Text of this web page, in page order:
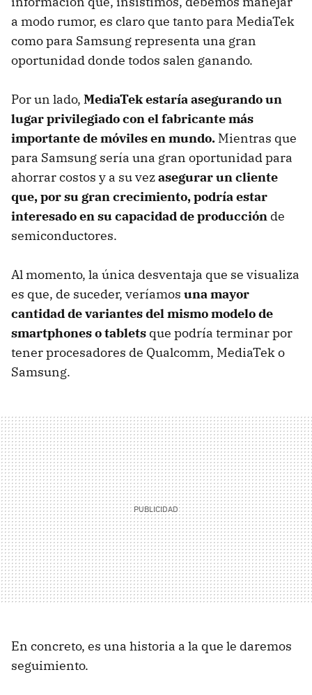
a modo rumor, es claro que tanto para MediaTek
como para Samsung representa una gran
oportunidad donde todos salen ganando.
Por un lado, MediaTek estaría asegurando un
lugar privilegiado con el fabricante más
importante de móviles en mundo. Mientras que
para Samsung sería una gran oportunidad para
ahorrar costos y a su vezasegurar un cliente
que, por su gran crecimiento, podría estar
interesado en su capacidad de producción de
semiconductores.
Al momento, la única desventaja que se visualiza
es que, de suceder, veríamos una mayor
cantidad de variantes del mismo modelo de
smartphones o tablets que podría terminar por
tener procesadores de Qualcomm, MediaTek o
Samsung.
En concreto, es una historia a la que le daremos
seguimiento.